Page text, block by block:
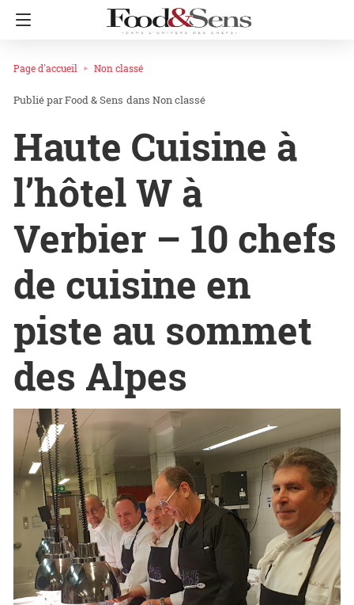
Page d'accueil Non classé
Food & Sens dans Non classé
Haute Cuisine à
l’hôtel W à
Verbier – 10 chefs
de cuisine en
piste au sommet
des Alpes